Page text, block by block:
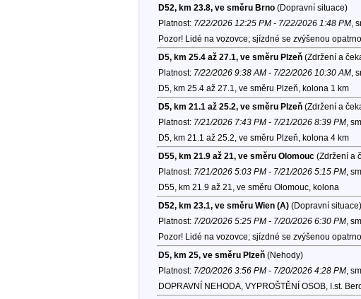
D52, km 23.8, ve směru Brno(Dopravní situace)
Platnost: 7/22/2026 12:25 PM - 7/22/2026 1:48 PM,
Pozor! Lidé na vozovce; sjízdné se zvýšenou
D5, km 25.4 až 27.1, ve směru Plzeň(Zdržení a
Platnost: 7/22/2026 9:38 AM - 7/22/2026 10:30 AM,
D5, km 25.4 až 27.1, ve směru Plzeň, kolona 1 km
D5, km 21.1 až 25.2, ve směru Plzeň(Zdržení a
Platnost: 7/21/2026 7:43 PM - 7/21/2026 8:39 PM,
D5, km 21.1 až 25.2, ve směru Plzeň, kolona 4 km
D55, km 21.9 až 21, ve směru Olomouc(Zdržení a
Platnost: 7/21/2026 5:03 PM - 7/21/2026 5:15 PM,
D55, km 21.9 až 21, ve směru Olomouc, kolona
D52, km 23.1, ve směru Wien (A)(Dopravní situace)
Platnost: 7/20/2026 5:25 PM - 7/20/2026 6:30 PM,
Pozor! Lidé na vozovce; sjízdné se zvýšenou
D5, km 25, ve směru Plzeň(Nehody)
Platnost: 7/20/2026 3:56 PM - 7/20/2026 4:28 PM,
DOPRAVNÍ NEHODA, VYPROŠTĚNÍ OSOB, I.st.